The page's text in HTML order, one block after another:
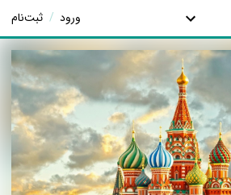
ورود / ثبت‌نام